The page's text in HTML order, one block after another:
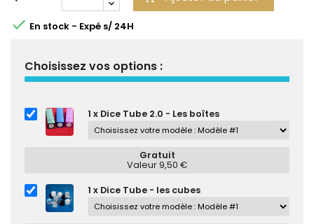
 En stock - Expé s/ 24H
Choisissez vos options :
1 x Dice Tube 2.0 - Les boîtes
Gratuit
Valeur 9,50 €
1 x Dice Tube - les cubes